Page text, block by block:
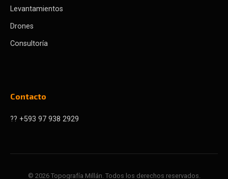
Levantamientos
Drones
Consultoría
Contacto
?? +593 97 938 2929
© 2026 Topografía Millán. Todos los derechos reservados.